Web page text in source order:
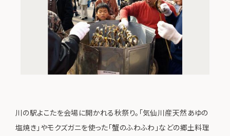
川の駅よこたを会場に開かれる秋祭り。「気仙川産天然あゆの
塩焼き」やモクズガニを使った「蟹のふわふわ」などの郷土料理